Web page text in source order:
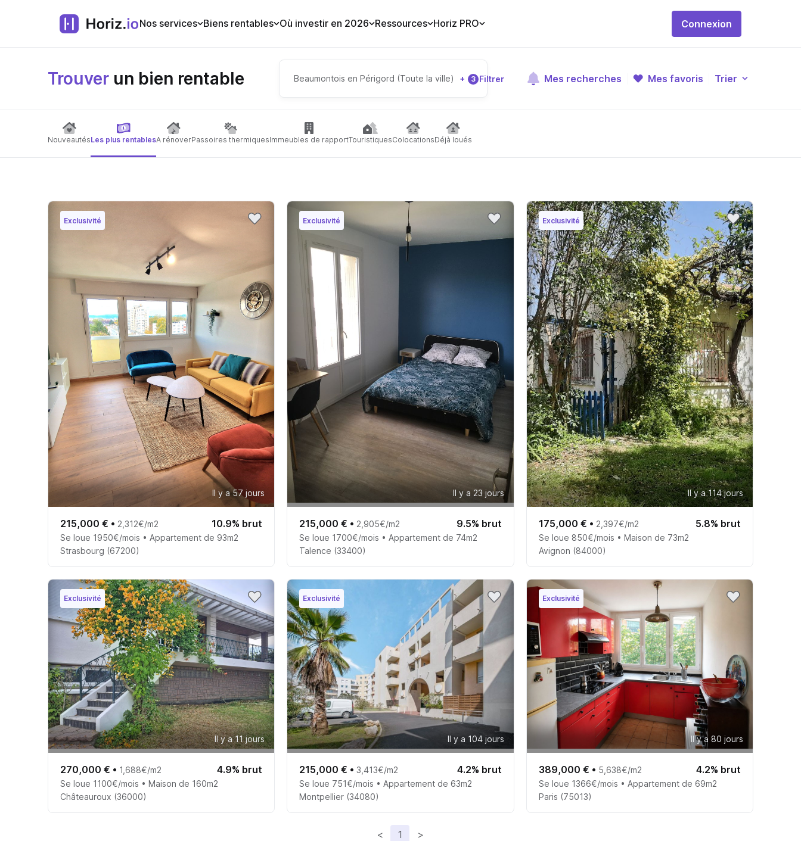
Nos services Biens rentables Où investir en 2026 Ressources Horiz PRO Connexion
Trouver un bien rentable Beaumontois en Périgord (Toute la ville) + 3 Filtrer Mes recherches Mes favoris Trier
NouveautésLes plus rentablesA rénoverPassoires thermiquesImmeubles de rapportTouristiquesColocationsDéjà loués
Exclusivité
Il y a 57 jours
215,000 € • 2,312€/m2 10.9% brut
Se loue 1950€/mois • Appartement de 93m2
Strasbourg (67200)
Exclusivité
Il y a 23 jours
215,000 € • 2,905€/m2 9.5% brut
Se loue 1700€/mois • Appartement de 74m2
Talence (33400)
Exclusivité
Il y a 114 jours
175,000 € • 2,397€/m2 5.8% brut
Se loue 850€/mois • Maison de 73m2
Avignon (84000)
Exclusivité
Il y a 11 jours
270,000 € • 1,688€/m2 4.9% brut
Se loue 1100€/mois • Maison de 160m2
Châteauroux (36000)
Exclusivité
Il y a 104 jours
215,000 € •3,413€/m2 4.2% brut
Se loue 751€/mois • Appartement de 63m2
Montpellier (34080)
Exclusivité
Il y a 80 jours
389,000 € • 5,638€/m2 4.2% brut
Se loue 1366€/mois • Appartement de 69m2
Paris (75013)
< 1 >